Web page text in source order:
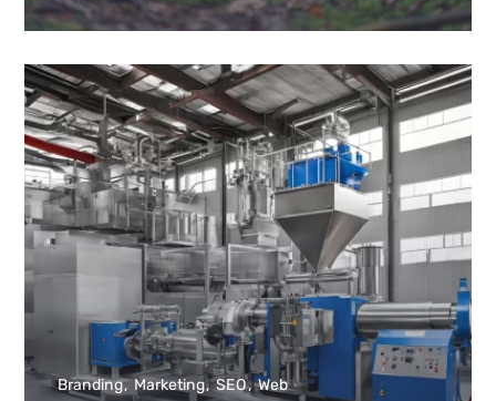
Branding Marketing SEO Web